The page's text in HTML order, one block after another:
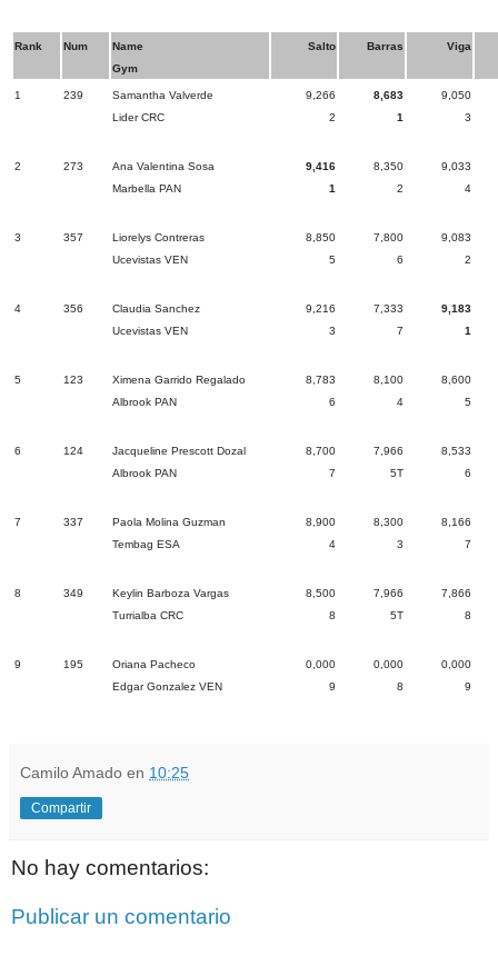
Rank Num
Name
Gym
Salto Barras Viga
1 239
Samantha Valverde
Lider CRC
9,266
2
8,683
1
9,050
3
2 273
Ana Valentina Sosa
Marbella PAN
9,416
1
8,350
2
9,033
4
3 357
Liorelys Contreras
Ucevistas VEN
8,850
5
7,800
6
9,083
2
4 356
Claudia Sanchez
Ucevistas VEN
9,216
3
7,333
7
9,183
1
5 123
Ximena Garrido Regalado
Albrook PAN
8,783
6
8,100
4
8,600
5
6 124
Jacqueline Prescott Dozal
Albrook PAN
8,700
7
7,966
5T
8,533
6
7 337
Paola Molina Guzman
Tembag ESA
8,900
4
8,300
3
8,166
7
8 349
Keylin Barboza Vargas
Turrialba CRC
8,500
8
7,966
5T
7,866
8
9 195
Oriana Pacheco
Edgar Gonzalez VEN
0,000
9
0,000
8
0,000
9
Camilo Amado en 10:25
Compartir
No hay comentarios:
Publicar un comentario